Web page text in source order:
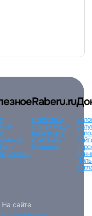
Забыли
и
Помощь
Raberu.ru
Новости и
статьи Наши
вакансииО
компании
Контакты
сайте